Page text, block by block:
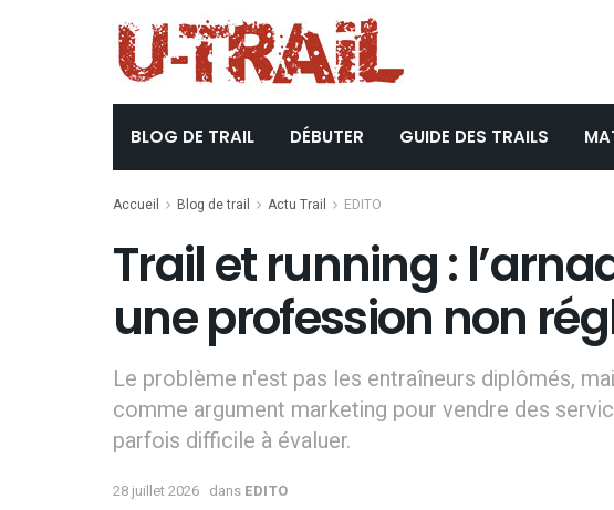
BLOG DE TRAIL DÉBUTER GUIDE DES TRAILS
Accueil Blog de trail Actu Trail EDITO
Trail et running :
une profession non
Le problème n'est pas les entraîneurs diplômés,
comme argument marketing pour vendre des
parfois difficile à évaluer.
28 juillet 2026 dans EDITO